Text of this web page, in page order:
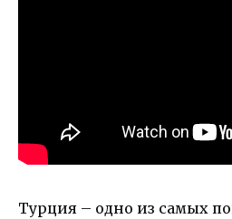
Турция – одно из самых